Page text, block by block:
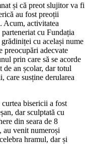
și că preot slujitor va fi
au fost preoții
Acum, activitatea
cu Fundația
cu același nume
preocupări adecvate
prin care să se acorde
an școlar, dar totul
care susține derularea
bisericii a fost
dar sculptată cu
din seara de 8
au venit numeroși
hramul, dar și